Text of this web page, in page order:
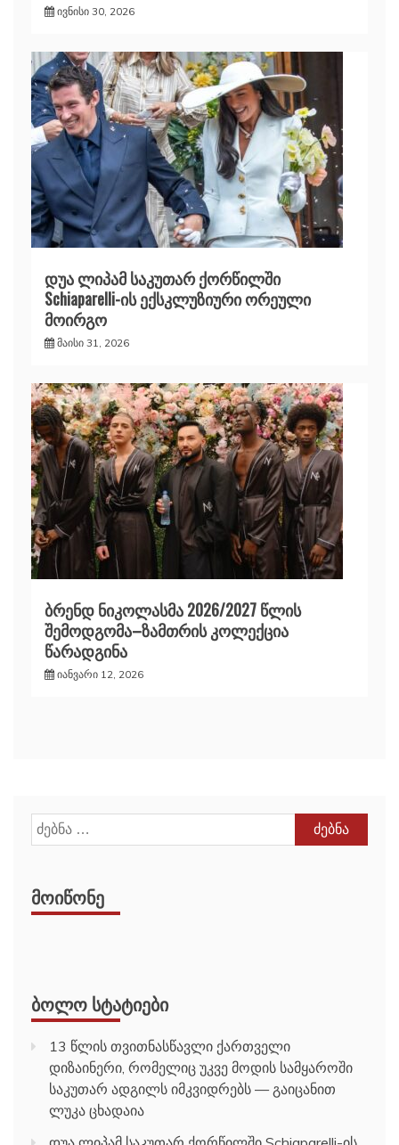
ივნისი 30, 2026
დუა ლიპამ საკუთარ ქორწილში
Schiaparelli-ის ექსკლუზიური ორეული
მოირგო
მაისი 31, 2026
ბრენდ ნიკოლასმა 2026/2027 წლის
შემოდგომა–ზამთრის კოლექცია
წარადგინა
იანვარი 12, 2026
ძებნა:
ᲛᲝᲘᲬᲝᲜᲔ
ᲑᲝᲚᲝ ᲡᲢᲐᲢᲘᲔᲑᲘ
13 წლის თვითნასწავლი ქართველი
დიზაინერი, რომელიც უკვე მოდის სამყაროში
საკუთარ ადგილს იმკვიდრებს — გაიცანით
ლუკა ცხადაია